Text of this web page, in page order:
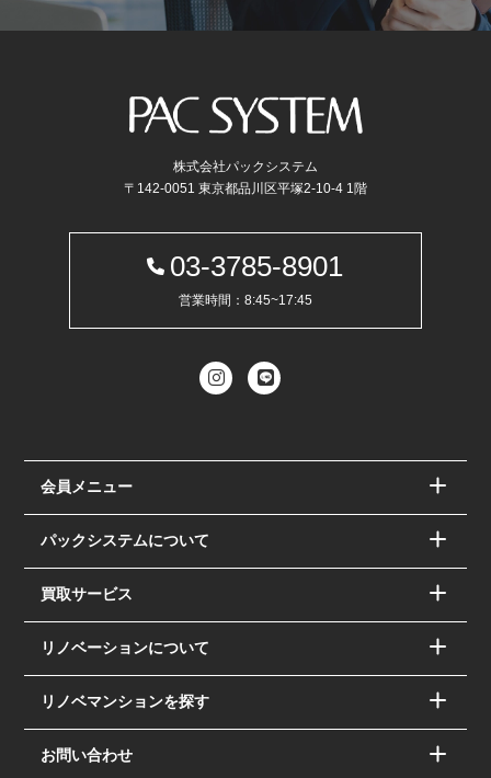
株式会社パックシステム
〒142-0051 東京都品川区平塚2-10-4 1階
03-3785-8901
営業時間：8:45~17:45
会員メニュー
パックシステムについて
買取サービス
リノベーションについて
リノベマンションを探す
お問い合わせ